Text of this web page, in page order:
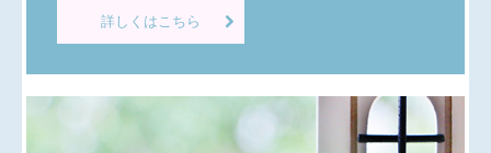
ステロイド性骨粗鬆症
詳しくはこちら